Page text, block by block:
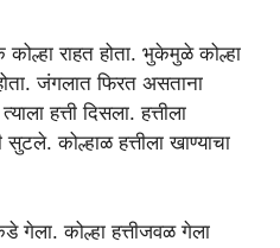
राहत होता. भुकेमुळे कोल्हा
जंगलात फिरत असताना
हत्ती दिसला. हत्तीला
सुटले. कोल्हाळ हत्तीला खाण्याचा
गेला. कोल्हा हत्तीजवळ गेला